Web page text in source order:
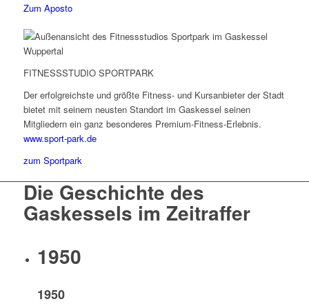
Zum Aposto
FITNESSSTUDIO SPORTPARK
Der erfolgreichste und größte Fitness- und Kursanbieter der Stadt
bietet mit seinem neusten Standort im Gaskessel seinen
Mitgliedern ein ganz besonderes Premium-Fitness-Erlebnis.
www.sport-park.de
zum Sportpark
Die Geschichte des
Gaskessels im Zeitraffer
1950
1950